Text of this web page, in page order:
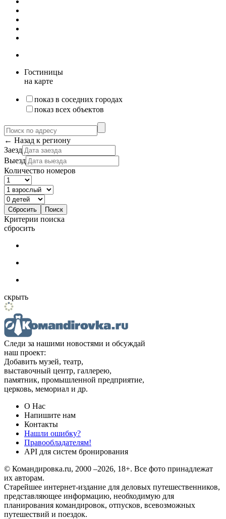
Гостиницы
на карте
показ в соседних городах
показ всех объектов
← Назад к региону
Заезд
Выезд
Количество номеров
Критерии поиска
сбросить
скрыть
Следи за нашими новостями и обсуждай
наш проект:
Добавить музей, театр,
выставочный центр, галлерею,
памятник, промышленной предприятие,
церковь, мемориал и др.
О Нас
Напишите нам
Контакты
Нашли ошибку?
Правообладателям!
API для систем бронирования
© Командировка.ru, 2000 –2026, 18+. Все фото принадлежат
их авторам.
Старейшее интернет-издание для деловых путешественников,
представляющее информацию, необходимую для
планирования командировок, отпусков, всевозможных
путешествий и поездок.